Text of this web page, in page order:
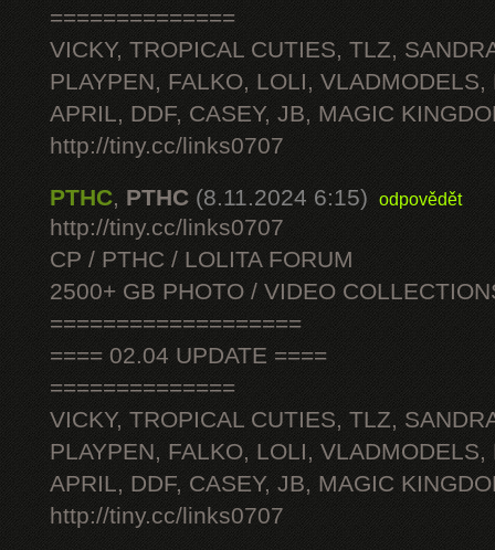
==============
VICKY, TROPICAL CUTIES, TLZ,
PLAYPEN, FALKO, LOLI, VLADMODELS,
APRIL, DDF, CASEY, JB, MAGIC
http://tiny.cc/links0707
PTHC, PTHC (8.11.2024 6:15) odpovědět
http://tiny.cc/links0707
CP / PTHC / LOLITA FORUM
2500+ GB PHOTO / VIDEO
===================
==== 02.04 UPDATE ====
==============
VICKY, TROPICAL CUTIES, TLZ,
PLAYPEN, FALKO, LOLI, VLADMODELS,
APRIL, DDF, CASEY, JB, MAGIC
http://tiny.cc/links0707